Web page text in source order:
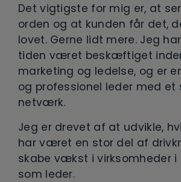
Det vigtigste for mig er, at
orden og at kunden får det,
lovet. Gerne lidt mere. Jeg
tiden været beskæftiget
marketing og ledelse, og er
og professionel leder med et
netværk.
Jeg er drevet af at udvikle,
har været en stor del af
skabe vækst i virksomheder i
som leder.